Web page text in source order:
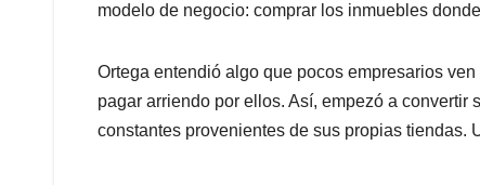
modelo de negocio: comprar los inmuebles
Ortega entendió algo que pocos empresarios
pagar arriendo por ellos. Así, empezó a convertir
constantes provenientes de sus propias tiendas.